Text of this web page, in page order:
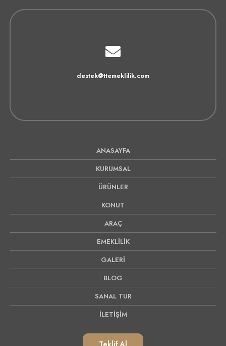
destek@ttemeklilik.com
ANASAYFA
KURUMSAL
ÜRÜNLER
KONUT
ARAÇ
EMEKLİLİK
GALERİ
BLOG
SANAL TUR
İLETİŞİM
Teklif Al